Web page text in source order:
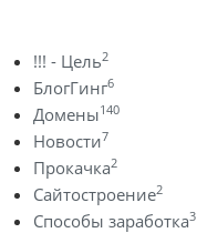
!!! - Цель2
БлогГинг6
Домены140
Новости7
Прокачка2
Сайтостроение2
Способы заработка